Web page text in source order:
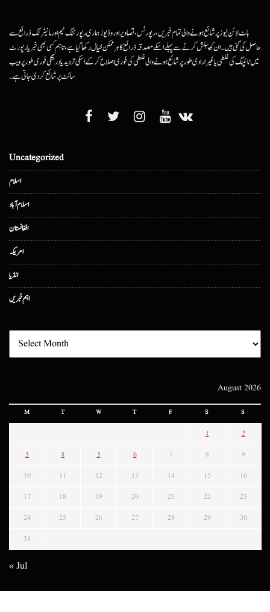
ہاٹ لائن نیوز پر شائع ہونے والی تمام خبریں، رپورٹس، تصاویر اور وڈیوز ہماری رپورٹنگ ٹیم اور مانیٹرنگ ذرائع سے
حاصل کی گئی ہیں۔ ان کو پبلش کرنے سے پہلے اسکے مصدقہ ذرائع کا ہرممکن خیال رکھا گیا ہے، تاہم کسی بھی خبر یا رپورٹ
میں ٹائپنگ کی غلطی یا غیرارادی طور پر شائع ہونے والی غلطی کی فوری اصلاح کرکے اسکی تردید یا درستگی فوری طور پر ویب
سائٹ پر شائع کردی جاتی ہے۔
Uncategorized
اسلام
اسلام آباد
افغانستان
امریکہ
انڈیا
اہم خبریں
August 2026
M T W T F S S
1 2
3 4 5 6 7 8 9
10 11 12 13 14 15 16
17 18 19 20 21 22 23
24 25 26 27 28 29 30
31
« Jul